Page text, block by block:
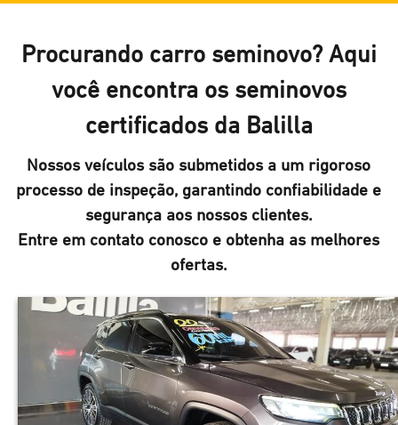
Procurando carro seminovo? Aqui
você encontra os seminovos
certificados da Balilla
Nossos veículos são submetidos a um rigoroso
processo de inspeção, garantindo confiabilidade e
segurança aos nossos clientes.
Entre em contato conosco e obtenha as melhores
ofertas.